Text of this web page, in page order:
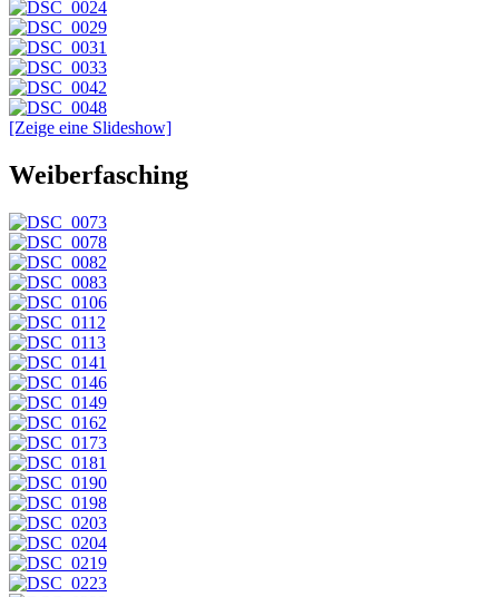
[Zeige eine Slideshow]
Weiberfasching